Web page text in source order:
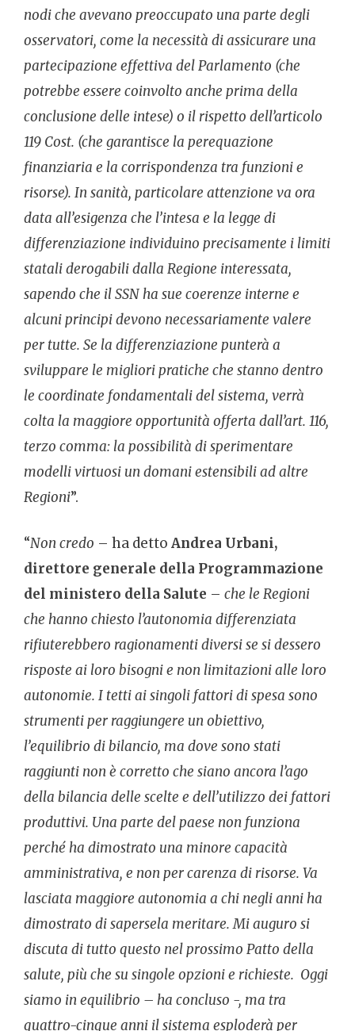
nodi che avevano preoccupato una parte degli
osservatori, come la necessità di assicurare una
partecipazione effettiva del Parlamento (che
potrebbe essere coinvolto anche prima della
conclusione delle intese) o il rispetto dell’articolo
119 Cost. (che garantisce la perequazione
finanziaria e la corrispondenza tra funzioni e
risorse). In sanità, particolare attenzione va ora
data all’esigenza che l’intesa e la legge di
differenziazione individuino precisamente i limiti
statali derogabili dalla Regione interessata,
sapendo che il SSN ha sue coerenze interne e
alcuni principi devono necessariamente valere
per tutte. Se la differenziazione punterà a
sviluppare le migliori pratiche che stanno dentro
le coordinate fondamentali del sistema, verrà
colta la maggiore opportunità offerta dall’art. 116,
terzo comma: la possibilità di sperimentare
modelli virtuosi un domani estensibili ad altre
Regioni”.
“Non credo – ha detto Andrea Urbani,
direttore generale della Programmazione
del ministero della Salute – che le Regioni
che hanno chiesto l’autonomia differenziata
rifiuterebbero ragionamenti diversi se si dessero
risposte ai loro bisogni e non limitazioni alle loro
autonomie. I tetti ai singoli fattori di spesa sono
strumenti per raggiungere un obiettivo,
l’equilibrio di bilancio, ma dove sono stati
raggiunti non è corretto che siano ancora l’ago
della bilancia delle scelte e dell’utilizzo dei fattori
produttivi. Una parte del paese non funziona
perché ha dimostrato una minore capacità
amministrativa, e non per carenza di risorse. Va
lasciata maggiore autonomia a chi negli anni ha
dimostrato di sapersela meritare. Mi auguro si
discuta di tutto questo nel prossimo Patto della
salute, più che su singole opzioni e richieste. Oggi
siamo in equilibrio – ha concluso -, ma tra
quattro-cinque anni il sistema esploderà per